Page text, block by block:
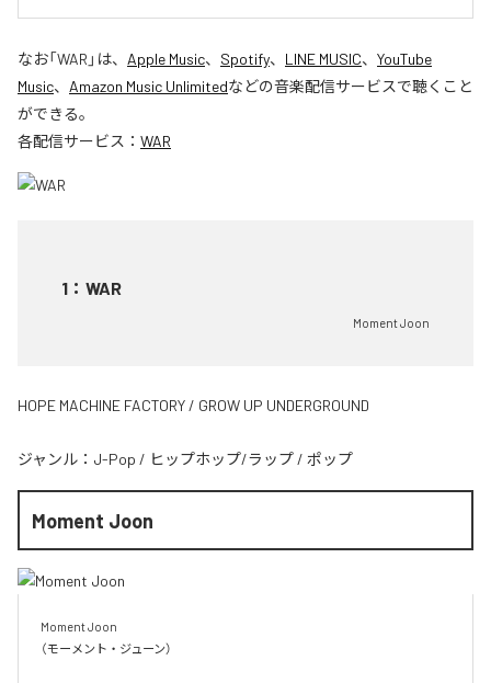
なお「WAR 」は、 Apple Music、 Spotify、 LINE MUSIC、 YouTube
Music、 Amazon Music Unlimitedなどの音楽配信サービスで聴くこと
ができる。
各配信サービス： WAR
1 ： WAR
Moment Joon
HOPE MACHINE FACTORY / GROW UP UNDERGROUND
ジャンル： J-Pop / ヒップホップ/ラップ / ポップ
Moment Joon
Moment Joon
（モーメント・ジューン）